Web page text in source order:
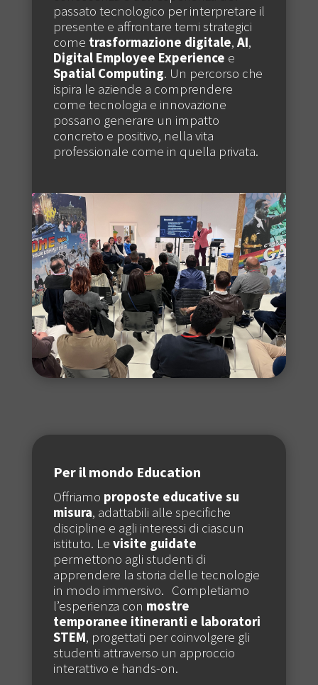
passato tecnologico per interpretare il
presente e affrontare temi strategici
come trasformazione digitale, AI,
Digital Employee Experience e
Spatial Computing. Un percorso che
ispira le aziende a comprendere
come tecnologia e innovazione
possano generare un impatto
concreto e positivo, nella vita
professionale come in quella privata.
Per il mondo Education
Offriamo proposte educative su
misura, adattabili alle specifiche
discipline e agli interessi di ciascun
istituto. Le visite guidate
permettono agli studenti di
apprendere la storia delle tecnologie
in modo immersivo. Completiamo
l’esperienza con mostre
temporanee itineranti e laboratori
STEM, progettati per coinvolgere gli
studenti attraverso un approccio
interattivo e hands-on.